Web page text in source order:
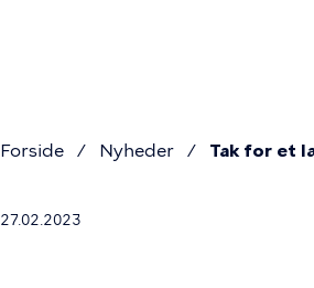
Forside Nyheder Tak for et
27.02.2023